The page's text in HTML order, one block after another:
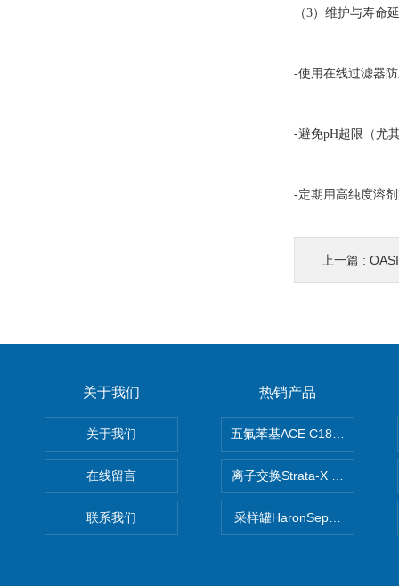
（3）维护与寿命
-使用在线过滤器
-避免pH超限（尤
-定期用高纯度溶
上一篇 :
关于我们
关于我们
在线留言
联系我们
热销产品
五氟苯基ACE C18-PFP色谱柱
离子交换Strata-X SPE聚合物
采样罐HaronSep国产苏玛罐